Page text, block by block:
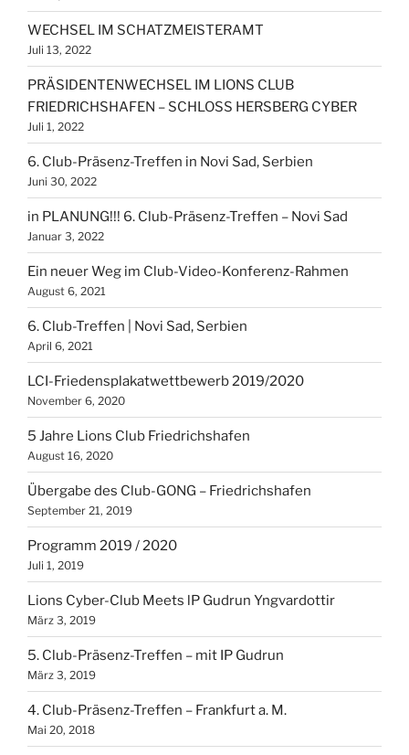
WECHSEL IM SCHATZMEISTERAMT
Juli 13, 2022
PRÄSIDENTENWECHSEL IM LIONS CLUB
FRIEDRICHSHAFEN – SCHLOSS HERSBERG CYBER
Juli 1, 2022
6. Club-Präsenz-Treffen in Novi Sad, Serbien
Juni 30, 2022
in PLANUNG!!! 6. Club-Präsenz-Treffen – Novi Sad
Januar 3, 2022
Ein neuer Weg im Club-Video-Konferenz-Rahmen
August 6, 2021
6. Club-Treffen | Novi Sad, Serbien
April 6, 2021
LCI-Friedensplakatwettbewerb 2019/2020
November 6, 2020
5 Jahre Lions Club Friedrichshafen
August 16, 2020
Übergabe des Club-GONG – Friedrichshafen
September 21, 2019
Programm 2019 / 2020
Juli 1, 2019
Lions Cyber-Club Meets lP Gudrun Yngvardottir
März 3, 2019
5. Club-Präsenz-Treffen – mit IP Gudrun
März 3, 2019
4. Club-Präsenz-Treffen – Frankfurt a. M.
Mai 20, 2018